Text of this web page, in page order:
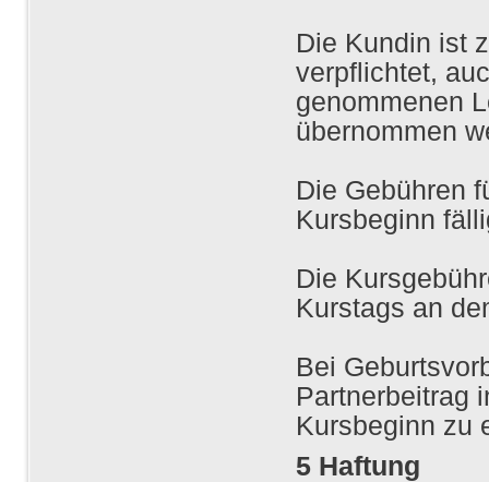
Die Kundin ist
verpflichtet,
genommenen
übernommen
Die Gebühren
Kursbeginn
Die
Kurstags an
Bei
Partnerbeitrag
Kursbeginn zu
5 Haftung